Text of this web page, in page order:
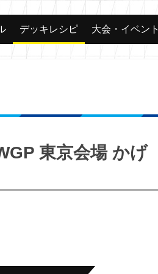
カード 大会
デッキレシピ 大会・イベント
東京会場 かげ